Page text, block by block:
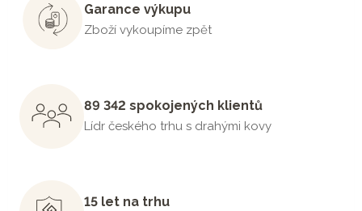
Garance výkupu
Zboží vykoupíme zpět
89 342 spokojených klientů
Lídr českého trhu s drahými kovy
15 let na trhu